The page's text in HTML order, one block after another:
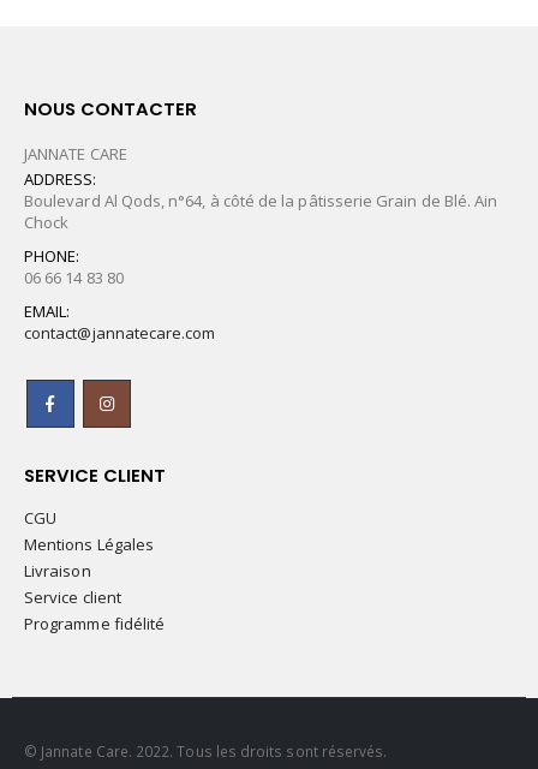
NOUS CONTACTER
JANNATE CARE
ADDRESS:
Boulevard Al Qods, n°64, à côté de la pâtisserie Grain de Blé. Ain
Chock
PHONE:
06 66 14 83 80
EMAIL:
contact@jannatecare.com
SERVICE CLIENT
CGU
Mentions Légales
Livraison
Service client
Programme fidélité
© Jannate Care. 2022. Tous les droits sont réservés.